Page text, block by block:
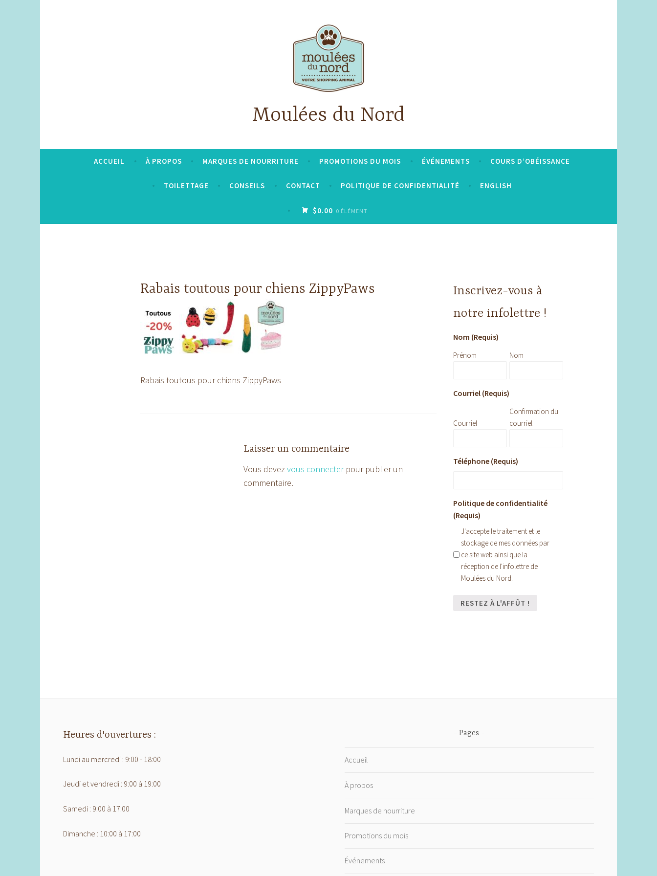
Moulées du Nord
ACCUEIL À PROPOS MARQUES DE NOURRITURE PROMOTIONS DU MOIS ÉVÉNEMENTS COURS D’OBÉISSANCE
TOILETTAGE CONSEILS CONTACT POLITIQUE DE CONFIDENTIALITÉ ENGLISH
$0.00 0 ÉLÉMENT
Rabais toutous pour chiens ZippyPaws
Rabais toutous pour chiens ZippyPaws
Laisser un commentaire
Vous devezvous connecterpour publier un
commentaire.
Inscrivez-vous à
notre infolettre !
Nom (Requis)
Prénom Nom
Courriel (Requis)
Courriel
Confirmation du
courriel
Téléphone (Requis)
Politique de confidentialité
(Requis)
J'accepte le traitement et le
stockage de mes données par
ce site web ainsi que la
réception de l'infolettre de
Moulées du Nord.
Heures d'ouvertures :
Lundi au mercredi : 9:00 - 18:00
Jeudi et vendredi : 9:00 à 19:00
Samedi : 9:00 à 17:00
Dimanche : 10:00 à 17:00
Pages
Accueil
À propos
Marques de nourriture
Promotions du mois
Événements